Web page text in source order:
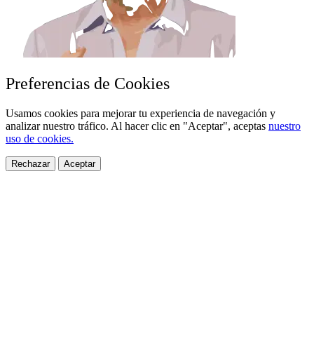
Preferencias de Cookies
Usamos cookies para mejorar tu experiencia de navegación y
analizar nuestro tráfico. Al hacer clic en "Aceptar", aceptas nuestro
uso de cookies.
Rechazar Aceptar